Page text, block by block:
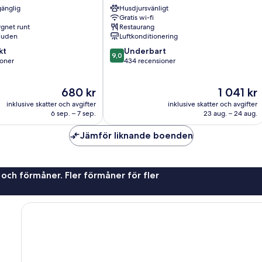
runt
Priset
är
680 kr
680 kr
inklusive skatter och avgifter
6 sep. – 7 sep.
Lorenz
Süd
Husdjursvänligt
Gratis wi-fi
Restaurang
Luftkonditionering
9.0
av
9,0 Underbart
434 recensioner
Priset
1 041 kr
1 041 kr
inklusive skatter och avgifter
23 aug. – 24 aug.
Jämför liknande boenden
förmåner. Fler förmåner för fler